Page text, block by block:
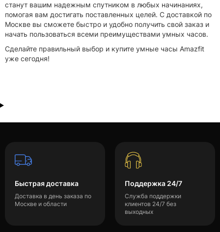
станут вашим надежным спутником в любых начинаниях,
помогая вам достигать поставленных целей. С доставкой по
Москве вы сможете быстро и удобно получить свой заказ и
начать пользоваться всеми преимуществами умных часов.
Сделайте правильный выбор и купите умные часы Amazfit
уже сегодня!
Быстрая доставка
Доставка в день заказа по
Москве и области
Поддержка 24/7
Служба поддержки
клиентов 24/7 без
выходных